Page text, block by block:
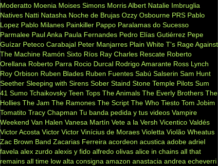
Moderatto Moenia Moises Simons Morris Albert Natalie Imbruglia
Natives Natti Natasha Noche de Brujas Ozzy Osbourne PRS Pablo
Lopez Pablo Milanes Painkiller Pappo Paralamas do Sucesso
Parmalee Paul Anka Paula Fernandes Pedro Elías Gutiérrez Pepe
Guízar Peteco Carabajal Peter Manjarres Plain White T's Rage Against
The Machine Ramón Sixto Ríos Ray Charles Rescate Roberto
Orellana Roberto Parra Rocio Durcal Rodrigo Amarante Ross Lynch
Roy Orbison Ruben Blades Ruben Fuentes Sabú Salserin Sam Hunt
Seether Sleeping with Sirens Sober Staind Stone Temple Pilots Sum
41 Sumo Tchaikovsky Teen Tops The Animals The Everly Brothers The
Hollies The Jam The Ramones The Script The Who Tiesto Tom Jobim
Tomatito Tracy Chapman Tu banda pedida y tus videos Vampire
Weekend Van Halen Vanesa Martín Vete a la Versh Vicentico Valdés
Victor Acosta Victor Victor Vinícius de Moraes Violetta Violão Wheatus
Zac Brown Band Zacarias Ferreira acordeon acustica adobe adriel
favela alex zurdo alexis y fido alfredo olivas alice in chains all that
remains all time low alta consigna amazon anastacia andrea echeverri